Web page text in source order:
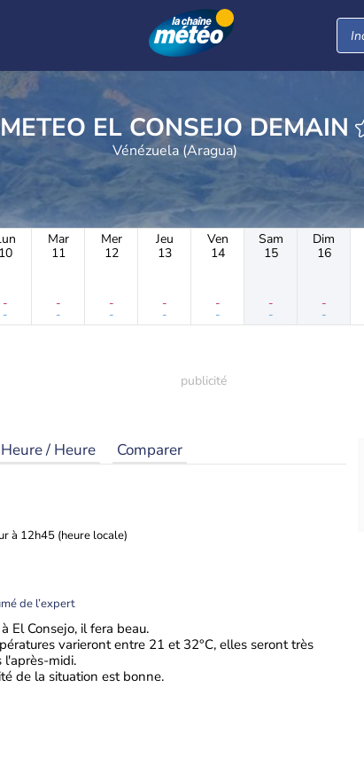
METEO EL CONSEJO DEMAIN
Vénézuela (Aragua)
10
-
-
Mar
11
-
-
Mer
12
-
-
Jeu
13
-
-
Ven
14
-
-
Sam
15
-
-
Dim
16
-
-
Heure / Heure Comparer
à 12h45 (heure locale)
de l’expert
El Consejo, il fera beau.
varieront entre 21 et 32°C, elles seront très
l'après-midi.
de la situation est bonne.